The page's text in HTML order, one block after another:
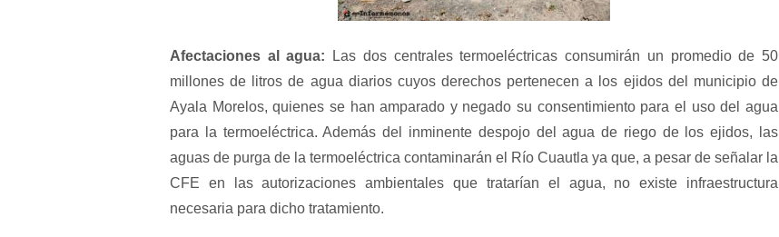
Afectaciones al agua: Las dos centrales termoeléctricas consumirán un promedio de 50
millones de litros de agua diarios cuyos derechos pertenecen a los ejidos del municipio de
Ayala Morelos, quienes se han amparado y negado su consentimiento para el uso del agua
para la termoeléctrica. Además del inminente despojo del agua de riego de los ejidos, las
aguas de purga de la termoeléctrica contaminarán el Río Cuautla ya que, a pesar de señalar la
CFE en las autorizaciones ambientales que tratarían el agua, no existe infraestructura
necesaria para dicho tratamiento.